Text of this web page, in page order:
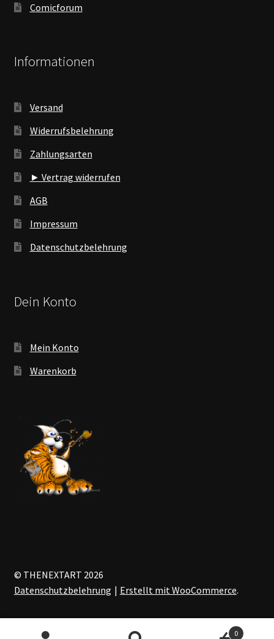
Comicforum
Informationen
Versand
Widerrufsbelehrung
Zahlungsarten
► Vertrag widerrufen
AGB
Impressum
Datenschutzbelehrung
Dein Konto
Mein Konto
Warenkorb
© THENEXTART 2026
Datenschutzbelehrung
Erstellt mit WooCommerce.
0